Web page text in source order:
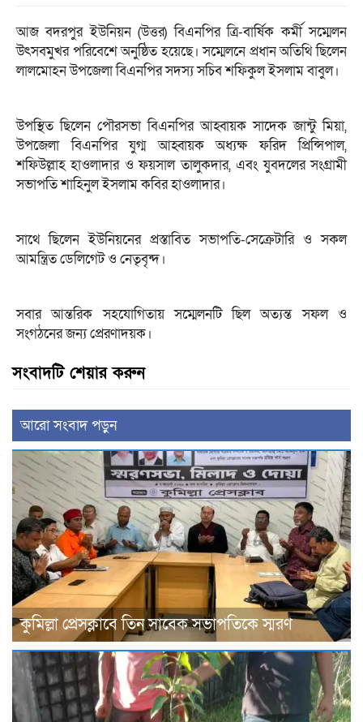
আজ বদরপুর ইউনিয়ন (উত্তর) বিএনপির ত্রি-বার্ষিক কর্মী সম্মেলন
উৎসবমুখর পরিবেশে অনুষ্ঠিত হয়েছে। সম্মেলনে প্রধান অতিথি ছিলেন
লালমোহন উপজেলা বিএনপির সদস্য সচিব শফিকুল ইসলাম বাবুল।
উপস্থিত ছিলেন পৌরসভা বিএনপির আহ্বায়ক সাদেক জান্টু মিয়া,
উপজেলা বিএনপির যুগ্ম আহ্বায়ক অধ্যক্ষ ফরিদ প্রিন্সিপাল,
শফিউল্লাহ হাওলাদার ও ফয়সাল তালুকদার, এবং যুবদলের সংগ্রামী
সভাপতি শাহিনুল ইসলাম কবির হাওলাদার।
সাথে ছিলেন ইউনিয়নের প্রস্তাবিত সভাপতি-সেক্রেটারি ও সকল
আমন্ত্রিত ডেলিগেট ও নেতৃবৃন্দ।
সবার আন্তরিক সহযোগিতায় সম্মেলনটি ছিল অত্যন্ত সফল ও
সংগঠনের জন্য প্রেরণাদয়ক।
সংবাদটি শেয়ার করুন
আরো সংবাদ পড়ুন
কুমিল্লা প্রেসক্লাবে তিন সাবেক সভাপতিকে স্মরণ